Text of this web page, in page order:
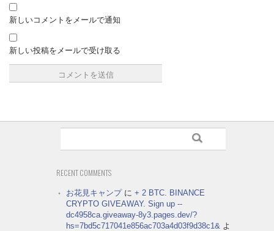
新しいコメントをメールで通知
新しい投稿をメールで受け取る
RECENT COMMENTS
お花見キャンプに + 2 BTC. BINANCE
CRYPTO GIVEAWAY. Sign up --
dc4958ca.giveaway-8y3.pages.dev/?
hs=7bd5c717041e856ac703a4d03f9d38c1& よ